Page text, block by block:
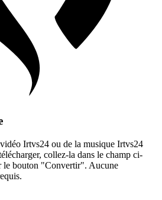
Irtvs24 ou de la musique Irtvs24
collez-la dans le champ ci-
le bouton "Convertir". Aucune